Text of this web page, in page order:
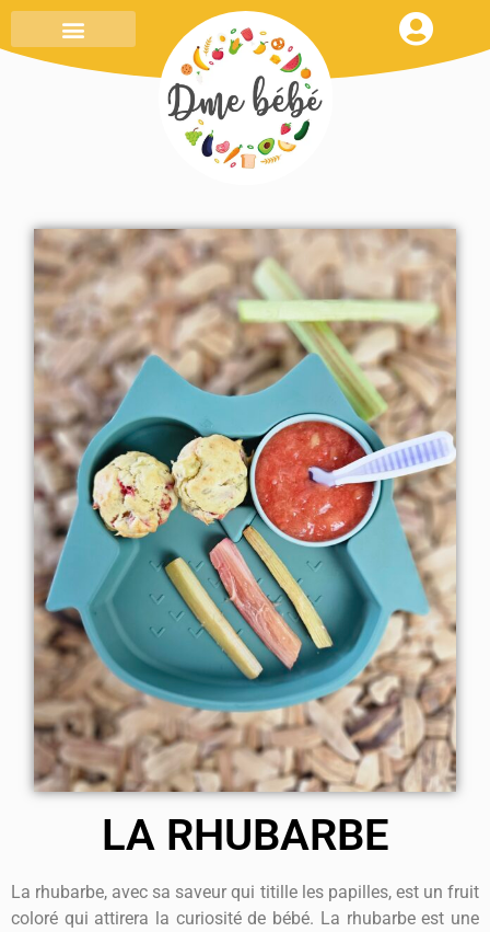
LA RHUBARBE
La rhubarbe, avec sa saveur qui titille les papilles, est un fruit
coloré qui attirera la curiosité de bébé. La rhubarbe est une